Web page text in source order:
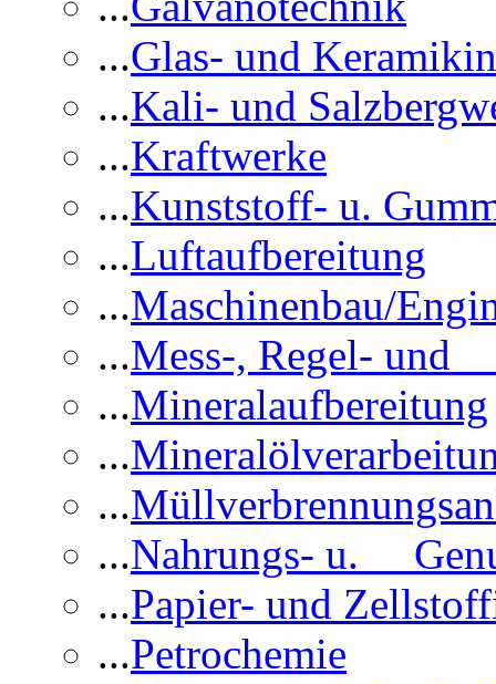
...Glas- und
...Kali- und
...Kraftwerke
...Kunststoff- u.
...Luftaufbereitung
...Maschinenbau/
...Mess-, Regel- und
...Mineralaufbereitung
...
...
...Nahrungs- u.
...Papier- und
...Petrochemie